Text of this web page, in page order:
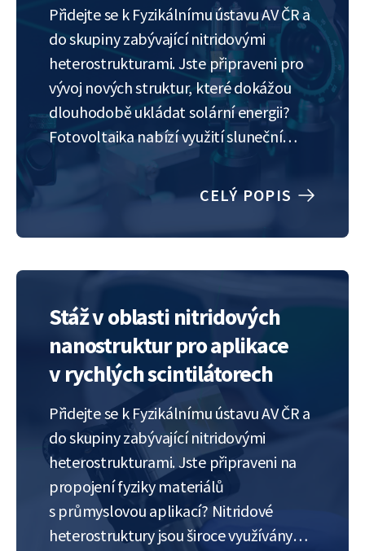
Přidejte se k Fyzikálnímu ústavu AV ČR a
do skupiny zabývající nitridovými
heterostrukturami. Jste připraveni pro
vývoj nových struktur, které dokážou
dlouhodobě ukládat solární energii?
Fotovoltaika nabízí využití sluneční
energie, kterou je nutné využít v rozmezí
hodin, maximálně dnů. V naší laboratoři
však vyvíjíme nitridové heterostruktury,
které budou sloužit jako
generaci vodíku s využitím pouze…
CELÝ POPIS
Stáž v oblasti nitridových
nanostruktur pro aplikace
v rychlých scintilátorech
Přidejte se k Fyzikálnímu ústavu AV ČR a
do skupiny zabývající nitridovými
heterostrukturami. Jste připraveni na
propojení fyziky materiálů
s průmyslovou aplikací? Nitridové
heterostruktury jsou široce využívány